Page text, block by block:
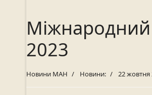
Міжнародний
2023
Новини МАН Новини: 22 жовтня